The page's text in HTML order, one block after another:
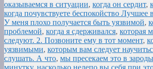
оказываемся в ситуации, когда он сердит,
когда почувствуете беспокойство Лучшее
У меня плохо получается быть уязвимой,
проблемой, когда я сдерживался, которая
следуют. 2. Позвоните ему в тот момент,
уязвимыми, которым вам следует
слушать. А что, мы пресекаем это в